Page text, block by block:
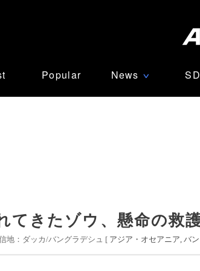
Popular News ∨
てきたゾウ、懸命の救
地：ダッカ/バングラデシュ [ アジア・オセアニア バ